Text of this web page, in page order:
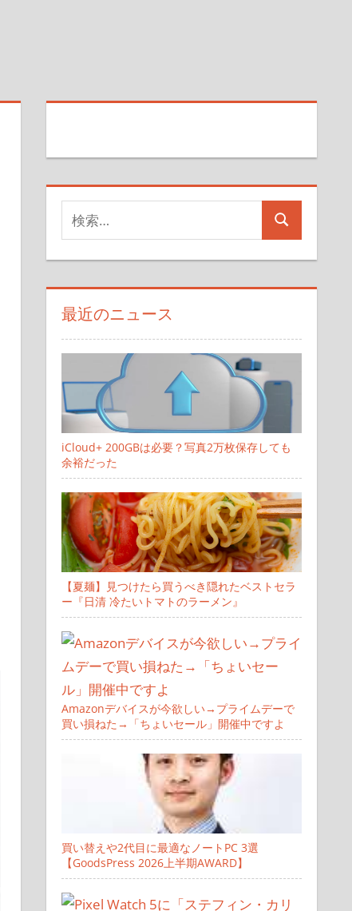
索
対
検
最近のニュース
iCloud+ 200GBは必要？写真2万枚保存しても
余裕だった
【夏麺】見つけたら買うべき隠れたベストセラ
ー『日清 冷たいトマトのラーメン』
Amazonデバイスが今欲しい→プライムデーで
買い損ねた→「ちょいセール」開催中ですよ
買い替えや2代目に最適なノートPC 3選
【GoodsPress 2026上半期AWARD】